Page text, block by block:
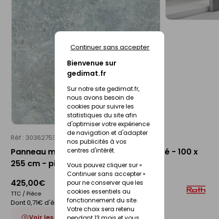
Bienvenue sur
gedimat.fr
Sur notre site gedimat.fr,
nous avons besoin de
cookies pour suivre les
statistiques du site afin
d'optimiser votre expérience
de navigation et d'adapter
nos publicités à vos
centres d'intérêt.
Vous pouvez cliquer sur «
Continuer sans accepter »
pour ne conserver que les
cookies essentiels au
fonctionnement du site.
Votre choix sera retenu
Continuer sans accepter
Réf : 30362753 ROTH
Panneau mural VIPANEL décor structuré - 100 x
255 cm - pierre ardoise grise
425,00€
TTC / Pièce
Dont 0,71€ d'éco-participation
Voir les 6 déclinaisons